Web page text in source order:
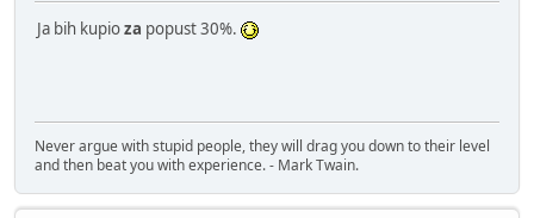
Ja bih kupioza popust 30%.
Never argue with stupid people, they will drag you down to their level
and then beat you with experience. - Mark Twain.